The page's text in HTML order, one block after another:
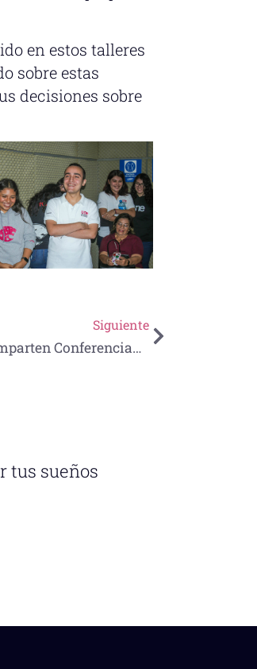
en estos talleres
sobre estas
decisiones sobre
Siguiente
Alumnas UNE imparten Conferencias ante expertos del Sector petrolero
tus sueños